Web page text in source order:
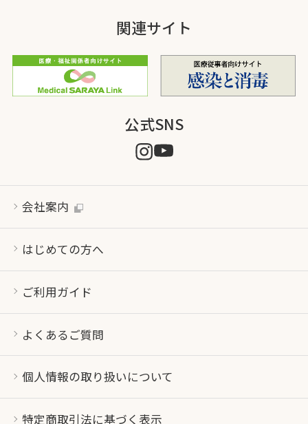
関連サイト
公式SNS
会社案内
はじめての方へ
ご利用ガイド
よくあるご質問
個人情報の取り扱いについて
特定商取引法に基づく表示